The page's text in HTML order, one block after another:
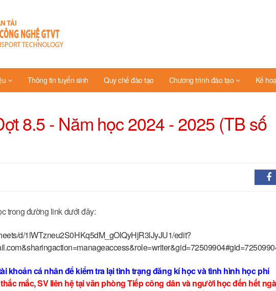
Thông tin tuyển sinh Quy chế đào tạo Chương trình đào tạo Kế
8.5 - Năm học 2024 - 2025 (TB số
trong đường link dưới đây:
d/1lWTzneu2S0HKq5dM_gOlQyHjR3lJyJU1/edit?
khoản cá nhân để kiểm tra lại tình trạng đăng kí học và tình hình học phí
mắc, SV liên hệ tại văn phòng Tiếp công dân và người học đến hết